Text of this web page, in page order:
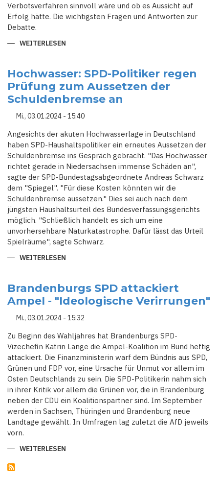
Verbotsverfahren sinnvoll wäre und ob es Aussicht auf
Erfolg hätte. Die wichtigsten Fragen und Antworten zur
Debatte.
WEITERLESEN
AFD
VERBIETEN
–
UND
WÄRE
DAS
SINNVOLL?
Hochwasser: SPD-Politiker regen
Prüfung zum Aussetzen der
Schuldenbremse an
Mi., 03.01.2024 - 15:40
Angesichts der akuten Hochwasserlage in Deutschland
haben SPD-Haushaltspolitiker ein erneutes Aussetzen der
Schuldenbremse ins Gespräch gebracht. "Das Hochwasser
richtet gerade in Niedersachsen immense Schäden an",
sagte der SPD-Bundestagsabgeordnete Andreas Schwarz
dem "Spiegel". "Für diese Kosten könnten wir die
Schuldenbremse aussetzen." Dies sei auch nach dem
jüngsten Haushaltsurteil des Bundesverfassungsgerichts
möglich. "Schließlich handelt es sich um eine
unvorhersehbare Naturkatastrophe. Dafür lässt das Urteil
Spielräume", sagte Schwarz.
WEITERLESEN
REGEN
PRÜFUNG
ZUM
AUSSETZEN
SCHULDENBREMSE
Brandenburgs SPD attackiert
Ampel - "Ideologische Verirrungen"
Mi., 03.01.2024 - 15:32
Zu Beginn des Wahljahres hat Brandenburgs SPD-
Vizechefin Katrin Lange die Ampel-Koalition im Bund heftig
attackiert. Die Finanzministerin warf dem Bündnis aus SPD,
Grünen und FDP vor, eine Ursache für Unmut vor allem im
Osten Deutschlands zu sein. Die SPD-Politikerin nahm sich
in ihrer Kritik vor allem die Grünen vor, die in Brandenburg
neben der CDU ein Koalitionspartner sind. Im September
werden in Sachsen, Thüringen und Brandenburg neue
Landtage gewählt. In Umfragen lag zuletzt die AfD jeweils
vorn.
WEITERLESEN